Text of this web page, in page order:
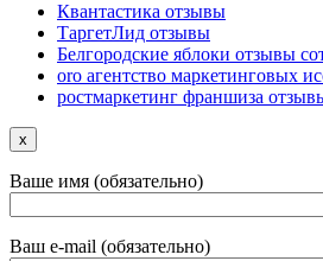
Квантастика отзывы
ТаргетЛид отзывы
Белгородские яблоки отзывы
oro агентство маркетинговых
ростмаркетинг франшиза
x
Ваше имя (обязательно)
Ваш e-mail (обязательно)